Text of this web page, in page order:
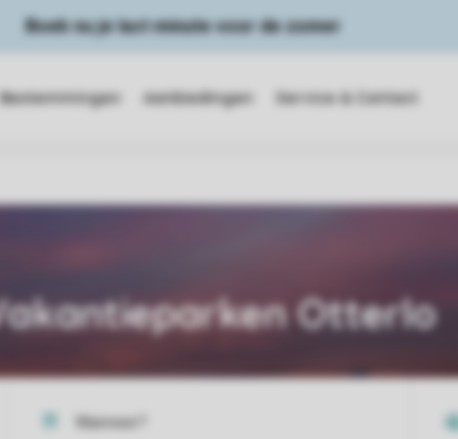
Boek nu je last minute voor de zomer
Bestemmingen Aanbiedingen Service & Contact